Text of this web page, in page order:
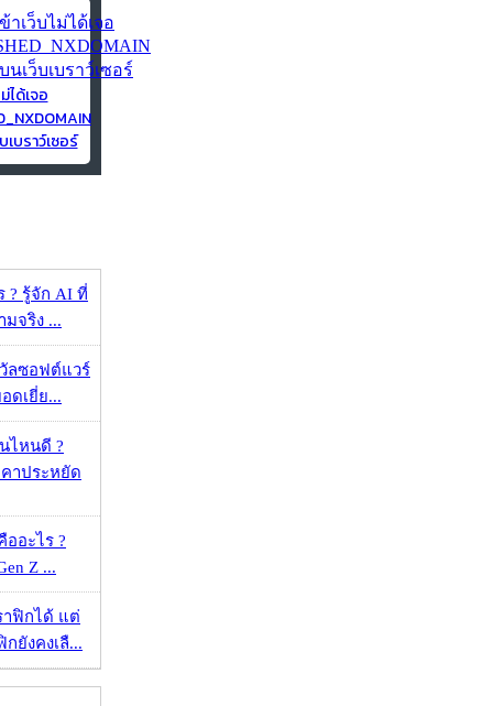
ได้เจอ
บราว์เซอร์
? รู้จัก AI ที่
จริง ...
วัลซอฟต์แวร์
ดเยี่ย...
ไหนดี ?
าประหยัด
ออะไร ?
Z ...
าฟิกได้ แต่
ยังคงเลื...